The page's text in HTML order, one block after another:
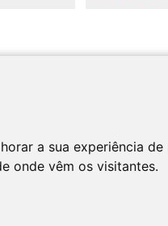
a sua experiência
onde vêm os visitantes.